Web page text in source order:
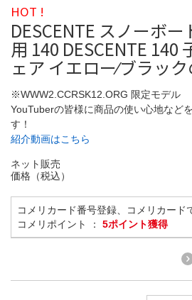
HOT !
DESCENTE スノーボ
用 140 DESCENTE 140
ェア イエロー⁄ブラッ
※WWW2.CCRSK12.ORG 限定モデル
YouTuberの皆様に商品の使い心地など
す！
紹介動画はこちら
ネット販売
価格（税込）
コメリカード番号登録、コメリカード
コメリポイント ： 5ポイント獲得